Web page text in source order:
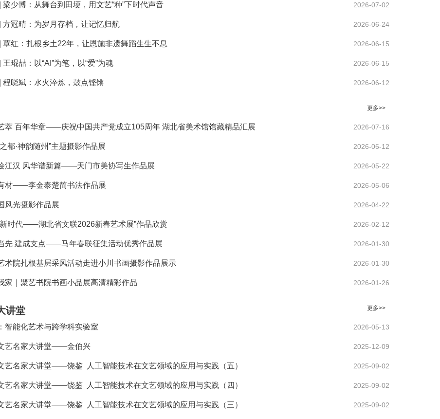
梁少博：从舞台到田埂，用文艺“种”下时代声音 2026-07-02
方冠晴：为岁月存档，让记忆归航 2026-06-24
覃红：扎根乡土22年，让恩施非遗舞蹈生生不息 2026-06-15
王琨喆：以“AI”为笔，以“爱”为魂 2026-06-15
程晓斌：水火淬炼，鼓点铿锵 2026-06-12
更多>>
萃 百年华章——庆祝中国共产党成立105周年 湖北省美术馆馆藏精品汇展 2026-07-16
都·神韵随州”主题摄影作品展 2026-06-12
江汉 风华谱新篇——天门市美协写生作品展 2026-05-22
材——李金泰楚简书法作品展 2026-05-06
风光摄影作品展 2026-04-22
新时代——湖北省文联2026新春艺术展”作品欣赏 2026-02-12
先 建成支点——马年春联征集活动优秀作品展 2026-01-30
术院扎根基层采风活动走进小川书画摄影作品展示 2026-01-30
家｜聚艺书院书画小品展高清精彩作品 2026-01-26
讲堂 更多>>
智能化艺术与跨学科实验室 2026-05-13
艺名家大讲堂——金伯兴 2025-12-09
艺名家大讲堂——饶鉴 人工智能技术在文艺领域的应用与实践（五） 2025-09-02
艺名家大讲堂——饶鉴 人工智能技术在文艺领域的应用与实践（四） 2025-09-02
艺名家大讲堂——饶鉴 人工智能技术在文艺领域的应用与实践（三） 2025-09-02